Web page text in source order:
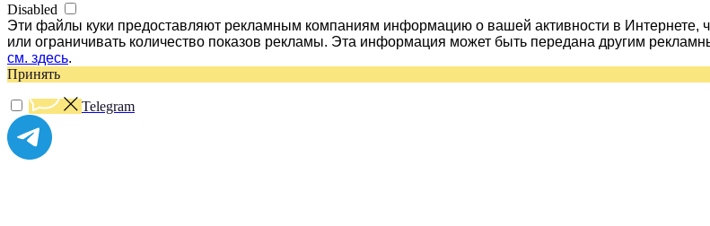
Disabled
Эти файлы куки предоставляют рекламным компаниям информацию о вашей активности в Интернете,
или ограничивать количество показов рекламы. Эта информация может быть передана другим
см. здесь.
Принять
Telegram